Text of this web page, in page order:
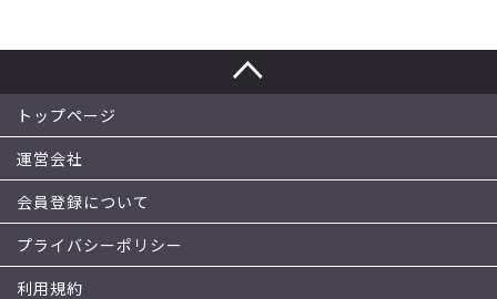
トップページ
運営会社
会員登録について
プライバシーポリシー
利用規約